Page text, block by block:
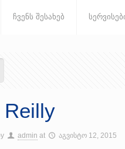
ჩვენს შესახებ
admin at აგვისტო 12, 2015